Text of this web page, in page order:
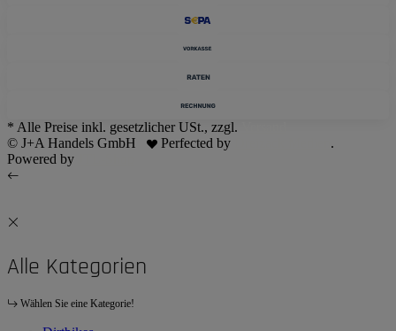
* Alle Preise inkl. gesetzlicher USt., zzgl.
© J+A Handels GmbH
Perfected by
.
Powered by
Alle Kategorien
Wählen Sie eine Kategorie!